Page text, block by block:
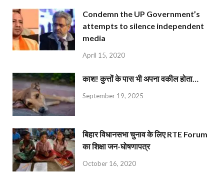
Condemn the UP Government’s
attempts to silence independent
media
April 15, 2020
काश! कुत्तों के पास भी अपना वकील होता…
September 19, 2025
बिहार विधानसभा चुनाव के लिए RTE Forum
का शिक्षा जन-घोषणापत्र
October 16, 2020